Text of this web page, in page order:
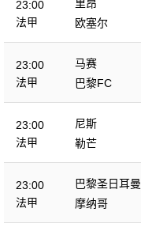
23:00
法甲
里昂
欧塞尔
23:00
法甲
马赛
巴黎FC
23:00
法甲
尼斯
勒芒
23:00
法甲
巴黎圣日耳曼
摩纳哥